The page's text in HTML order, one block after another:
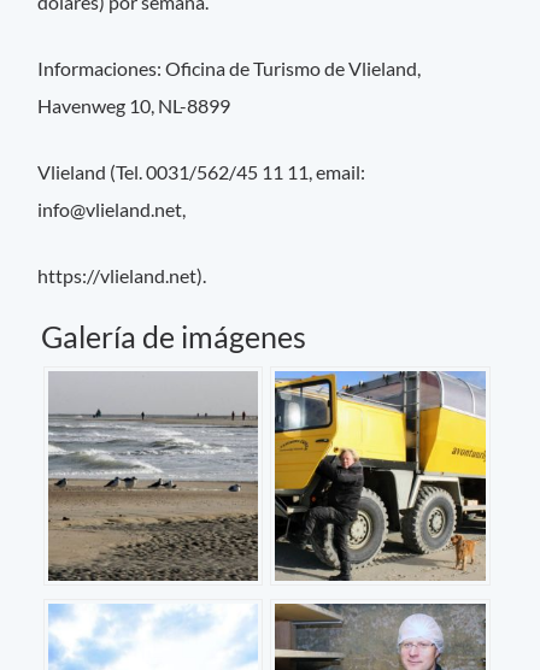
Informaciones: Oficina de Turismo de Vlieland,
Havenweg 10, NL-8899
Vlieland (Tel. 0031/562/45 11 11, email:
info@vlieland.net,
https://vlieland.net).
Galería de imágenes